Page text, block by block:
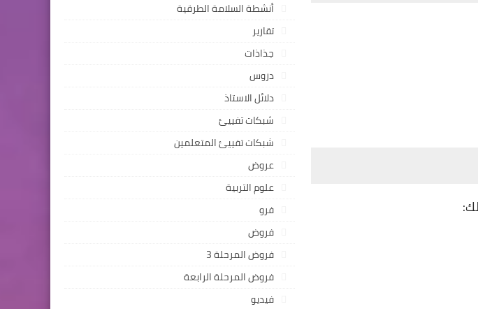
أنشطة السلامة الطرقية
تقارير
جذاذات
دروس
دلائل الاستاذ
شبكات تفييئ
شبكات تفييئ المتعلمين
عروض
علوم التربية
فرو
فروض
فروض المرحلة 3
فروض المرحلة الرابعة
فيديو